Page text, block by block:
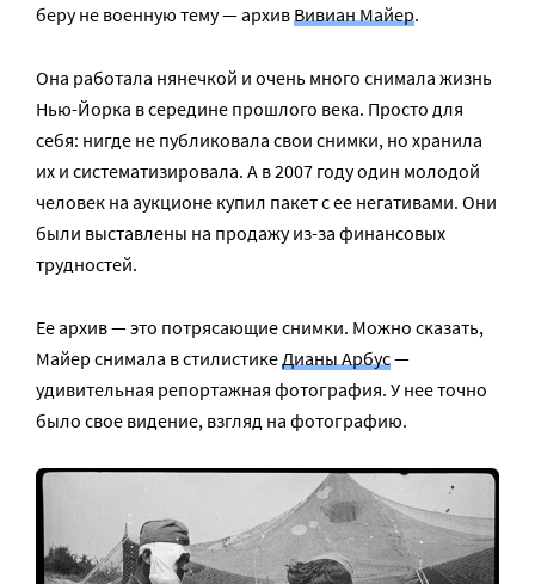
беру не военную тему — архив Вивиан Майер.
Она работала нянечкой и очень много снимала жизнь
Нью-Йорка в середине прошлого века. Просто для
себя: нигде не публиковала свои снимки, но хранила
их и систематизировала. А в 2007 году один молодой
человек на аукционе купил пакет с ее негативами. Они
были выставлены на продажу из-за финансовых
трудностей.
Ее архив — это потрясающие снимки. Можно сказать,
Майер снимала в стилистике Дианы Арбус—
удивительная репортажная фотография. У нее точно
было свое видение, взгляд на фотографию.